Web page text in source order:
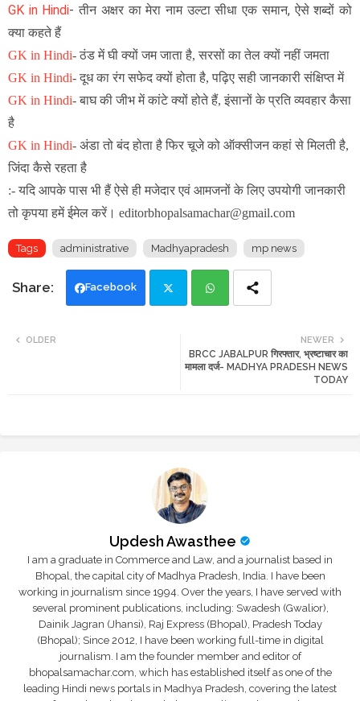
GK in Hindi- तीन अक्षर का मेरा नाम उल्टा सीधा एक समान, ऐसे शब्दों को
क्या कहते हैं
GK in Hindi- ठंड में घी क्यों जम जाता है, सरसों का तेल क्यों नहीं जमता
GK in Hindi- दूध का रंग सफेद क्यों होता है, पढ़िए सही जानकारी संक्षिप्त में
GK in Hindi- बाघ की जीभ में कांटे क्यों होते हैं, इंसानों के प्रति व्यवहार कैसा
है
GK in Hindi- अंडा तो बंद होता है फिर चूजे को ऑक्सीजन कहां से मिलती है,
जिंदा कैसे रहता है
:- यदि आपके पास भी हैं ऐसे ही मजेदार एवं आमजनों के लिए उपयोगी जानकारी
तो कृपया हमें ईमेल करें। editorbhopalsamachar@gmail.com
Tags administrative Madhyapradesh mp news
Facebook
ats
NEWER
BRCC JABALPUR गिरफ्तार, भ्रष्टाचार का
मामला दर्ज- MADHYA PRADESH NEWS
TODAY
OLDER
Updesh Awasthee
I am a graduate in Commerce and Law, and a journalist based in
Bhopal, the capital city of Madhya Pradesh, India. I have been
working in journalism since 1994. Over the years, I have served with
several prominent publications, including: Swadesh (Gwalior),
Dainik Jagran (Jhansi), Raj Express (Bhopal), Pradesh Today
(Bhopal); Since 2012, I have been working full-time in digital
journalism. I am the founder member and editor of
bhopalsamachar.com, which has established itself as one of the
leading Hindi news portals in Madhya Pradesh, covering the latest